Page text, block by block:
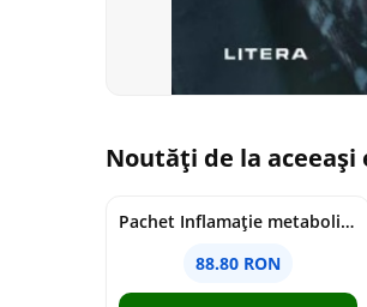
Noutăți de la
Pachet Inflamație metabolism și creier
88.80 RON